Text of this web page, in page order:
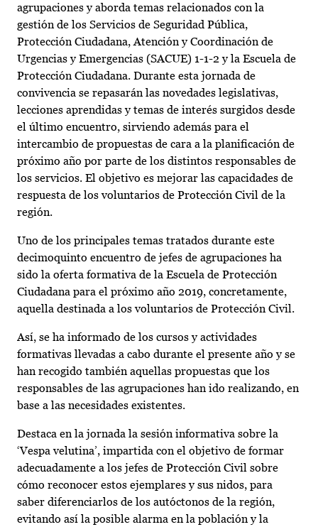
agrupaciones y aborda temas relacionados con la
gestión de los Servicios de Seguridad Pública,
Protección Ciudadana, Atención y Coordinación de
Urgencias y Emergencias (SACUE) 1-1-2 y la Escuela de
Protección Ciudadana. Durante esta jornada de
convivencia se repasarán las novedades legislativas,
lecciones aprendidas y temas de interés surgidos desde
el último encuentro, sirviendo además para el
intercambio de propuestas de cara a la planificación de
próximo año por parte de los distintos responsables de
los servicios. El objetivo es mejorar las capacidades de
respuesta de los voluntarios de Protección Civil de la
región.
Uno de los principales temas tratados durante este
decimoquinto encuentro de jefes de agrupaciones ha
sido la oferta formativa de la Escuela de Protección
Ciudadana para el próximo año 2019, concretamente,
aquella destinada a los voluntarios de Protección Civil.
Así, se ha informado de los cursos y actividades
formativas llevadas a cabo durante el presente año y se
han recogido también aquellas propuestas que los
responsables de las agrupaciones han ido realizando, en
base a las necesidades existentes.
Destaca en la jornada la sesión informativa sobre la
‘Vespa velutina’, impartida con el objetivo de formar
adecuadamente a los jefes de Protección Civil sobre
cómo reconocer estos ejemplares y sus nidos, para
saber diferenciarlos de los autóctonos de la región,
evitando así la posible alarma en la población y la